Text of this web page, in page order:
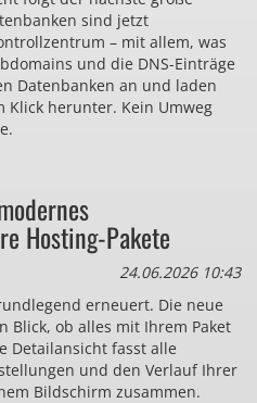
sind jetzt
– mit allem, was
und die DNS-Einträge
Datenbanken an und laden
Klick herunter. Kein Umweg
Hosting-Pakete
24.06.2026 10:43
erneuert. Die neue
Blick, ob alles mit Ihrem Paket
Detailansicht fasst alle
und den Verlauf Ihrer
Bildschirm zusammen.